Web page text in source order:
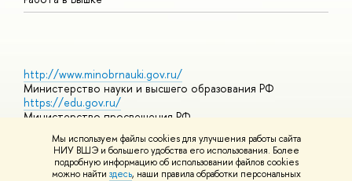
Мы используем файлы cookies для улучшения работы сайта
НИУ ВШЭ и большего удобства его использования. Более
подробную информацию об использовании файлов cookies
можно найти здесь, наши правила обработки персональных
http://www.minobrnauki.gov.ru/
Министерство науки и высшего образования РФ
https://edu.gov.ru/
Министерство просвещения РФ
https://elearning.hse.ru/mooc
Массовые открытые онлайн-курсы